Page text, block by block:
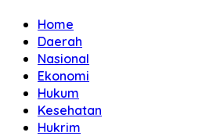
Home
Daerah
Nasional
Ekonomi
Hukum
Kesehatan
Hukrim